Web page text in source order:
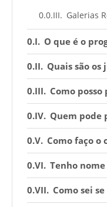
Galerias
O que é o
Quais são
Como
Quem pode
Como faço o
Tenho nome
Como sei